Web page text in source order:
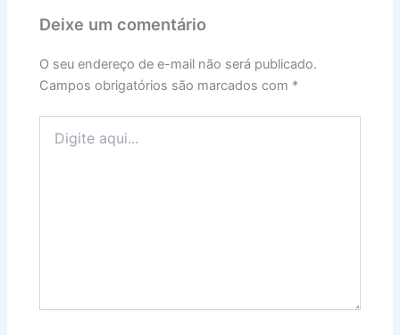
Deixe um comentário
O seu endereço de e-mail não será publicado.
Campos obrigatórios são marcados com *
aqui...